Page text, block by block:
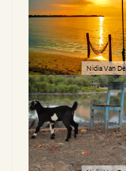
Nidia Van